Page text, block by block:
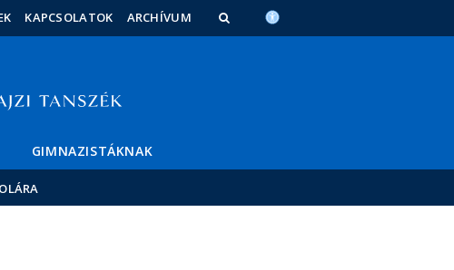
KAPCSOLATOK ARCHÍVUM
GIMNAZISTÁKNAK